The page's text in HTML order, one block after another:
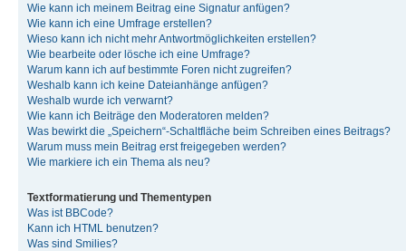
Wie kann ich meinem Beitrag eine Signatur anfügen?
Wie kann ich eine Umfrage erstellen?
Wieso kann ich nicht mehr Antwortmöglichkeiten erstellen?
Wie bearbeite oder lösche ich eine Umfrage?
Warum kann ich auf bestimmte Foren nicht zugreifen?
Weshalb kann ich keine Dateianhänge anfügen?
Weshalb wurde ich verwarnt?
Wie kann ich Beiträge den Moderatoren melden?
Was bewirkt die „Speichern“-Schaltfläche beim Schreiben eines Beitrags?
Warum muss mein Beitrag erst freigegeben werden?
Wie markiere ich ein Thema als neu?
Textformatierung und Thementypen
Was ist BBCode?
Kann ich HTML benutzen?
Was sind Smilies?